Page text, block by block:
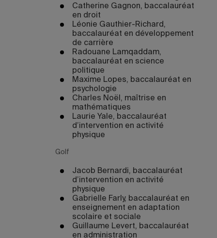
Catherine Gagnon, baccalauréat
en droit
Léonie Gauthier-Richard,
baccalauréat en développement
de carrière
Radouane Lamqaddam,
baccalauréat en science
politique
Maxime Lopes, baccalauréat en
psychologie
Charles Noël, maîtrise en
mathématiques
Laurie Yale, baccalauréat
d’intervention en activité
physique
Golf
Jacob Bernardi, baccalauréat
d’intervention en activité
physique
Gabrielle Farly, baccalauréat en
enseignement en adaptation
scolaire et sociale
Guillaume Levert, baccalauréat
en administration